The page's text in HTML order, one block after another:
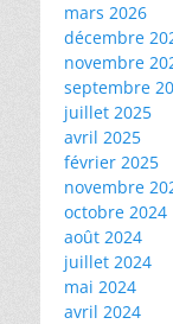
mars 2026
décembre
novembre
septembre
juillet 2025
avril 2025
février 2025
novembre
octobre 2024
août 2024
juillet 2024
mai 2024
avril 2024